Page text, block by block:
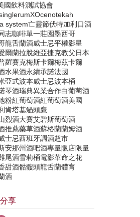
國飲料測試協會
XOcenotekah
system亡靈節伏特加利口酒
志咖啡單一莊園墨西哥
龍舌蘭酒威士忌平權影星
爾蘭拉脫維亞捷克教父日本
羅賽克梅斯卡爾梅茲卡爾
水果酒永續承諾法國
亞式波本威士忌波本桶
琴酒瑞典異業合作白葡萄酒
粉紅葡萄酒紅葡萄酒美國
肯塔基貓頭鷹
烈酒大賽艾碧斯葡萄酒
推薦藥草酒蘇格蘭蘭姆酒
士忌西班牙調酒超市
安那州酒吧酒專量販店限量
尾酒雪莉桶電影革命之花
甜酒骷髏頭龍舌蘭體育
酒
享